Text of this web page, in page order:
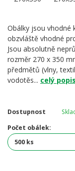
Obálky jsou vhodné
obzvláště vhodné
Jsou absolutně
rozměr 270 x 350
předmětů (vlny,
vodotěs... celý popis
Dostupnost
Počet obálek: